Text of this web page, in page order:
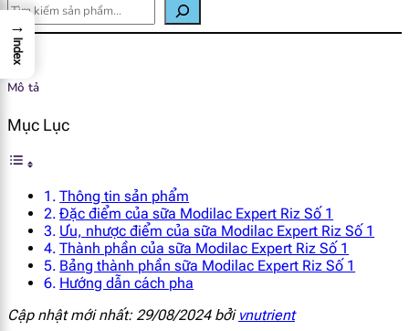
Mô tả
Mục Lục
Thông tin sản phẩm
Đặc điểm của sữa Modilac Expert Riz Số 1
Ưu, nhược điểm của sữa Modilac Expert Riz Số 1
Thành phần của sữa Modilac Expert Riz Số 1
Bảng thành phần sữa Modilac Expert Riz Số 1
Hướng dẫn cách pha
Cập nhật mới nhất: 29/08/2024 bởi vnutrient
→
Index